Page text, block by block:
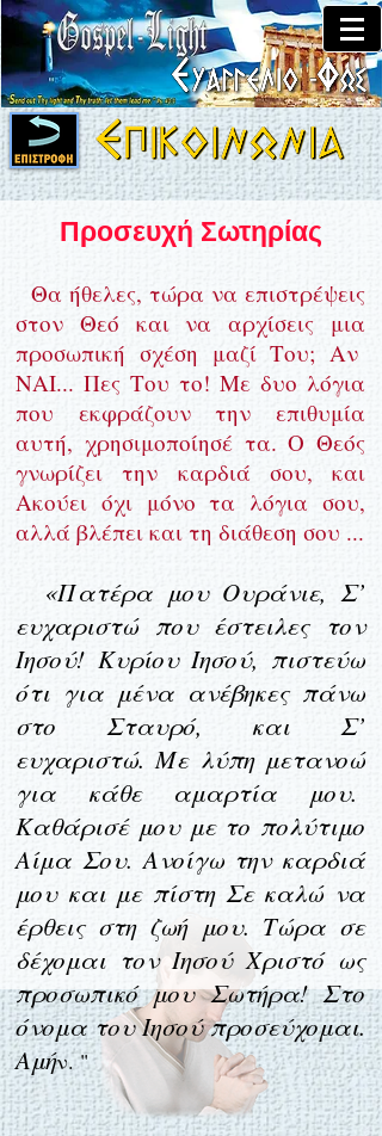
Προσευχή Σωτηρίας
Θα ήθελες, τώρα να επιστρέψεις
στον Θεό και να αρχίσεις μια
προσωπική σχέση μαζί Του; Αν
ΝΑΙ... Πες Του το! Με δυο λόγια
που εκφράζουν την επιθυμία
αυτή, χρησιμοποίησέ τα. Ο Θεός
γνωρίζει την καρδιά σου, και
Ακούει όχι μόνο τα λόγια σου,
αλλά βλέπει και τη διάθεση σου ...
«Πατέρα μου Ουράνιε, Σ’
ευχαριστώ που έστειλες τον
Ιησού! Κυρίου Ιησού, πιστεύω
ότι για μένα ανέβηκες πάνω
στο Σταυρό, και Σ’
ευχαριστώ. Με λύπη μετανοώ
για κάθε αμαρτία μου.
Καθάρισέ μου με το πολύτιμο
Αίμα Σου. Ανοίγω την καρδιά
μου και με πίστη Σε καλώ να
έρθεις στη ζωή μου. Τώρα σε
δέχομαι τον Ιησού Χριστό ως
προσωπικό μου Σωτήρα! Στο
όνομα του Ιησού προσεύχομαι.
Αμήν. "